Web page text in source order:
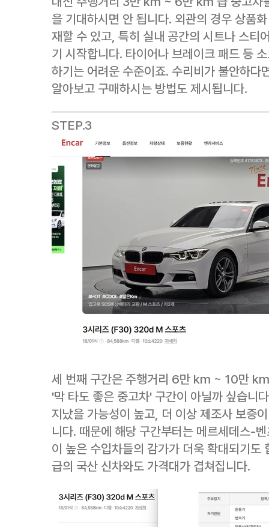
을 기대하시면 안 됩니다. 외관의 경우 상품
재할 수 있고, 특히 실내 공간의 시트나 스티
기 시작합니다. 타이어나 브레이크 패드 등
하기는 어려운 수준이죠. 수리비가 불안하다
알아보고 구매하시는 방법도 제시됩니다.
STEP.3
세 번째 구간은 주행거리 6만 km ~ 10만
'막 타도 좋은 중고차' 구간이 아닐까 싶습니
지났을 가능성이 높고, 더 이상 제조사 보증
니다. 때문에 해당 구간부터는 메르세데스-
이 높은 수입차들의 감가가 더욱 확대되기도
급의 국산 신차와도 가격대가 겹쳐집니다.